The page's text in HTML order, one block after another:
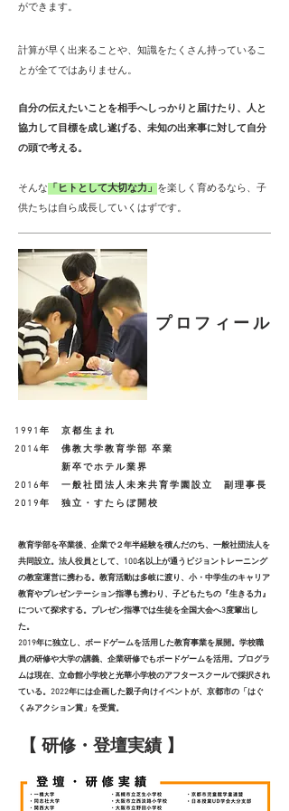
ができます。
計算が早く出来ることや、知識をたくさん持っているこ
とが全てではありません。
自分の伝えたいことを相手へしっかりと届けたり、人と
協力して目標を成し遂げる、未知の出来事に対して自分
の頭で考える。
そんな 「ヒトとして大切な力」 を楽しく育めるなら、子
供たちは自ら成長していくはずです。
プロフィール
1991年 京都生まれ
2014年 佛教大学教育学部 卒業
新卒でホテル業界
2016年 一般社団法人未来共育学園設立 副理事長
2019年 独立・すたらぼ開校
教育学部を卒業後、企業で２年半経験を積んだのち、一般社団法人を
共同設立。法人役員として、100名以上が通うビジョントレーニング
の教室運営に携わる。教育活動は多岐に渡り、小・中学生のキャリア
教育やプレゼンテーション指導も携わり、子どもたちの『生きる力』
について探求する。プレゼン指導では生徒を全国大会へ3度輩出し
た。
2019年に独立し、ボードゲームを活用した教育事業を展開。学校職
員の研修や大学の講義、企業研修でもボードゲームを活用。プログラ
ムは現在、立命館小学校と光華小学校のアフタースクールで採択され
ている。2022年には企画した親子向けイベントが、京都市の「はぐ
くみアクション賞」を受賞。
【 ​研修・登壇実績 】